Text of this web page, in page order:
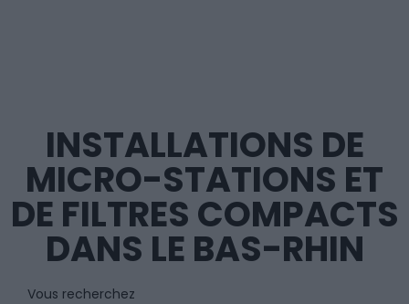
INSTALLATIONS DE
MICRO-STATIONS ET
DE FILTRES COMPACTS
DANS LE BAS-RHIN
Vous recherchez